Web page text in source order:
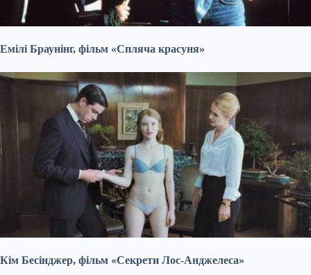
Емілі Браунінг, фільм «Спляча красуня»
Кім Бесінджер, фільм «Секрети Лос-Анджелеса»